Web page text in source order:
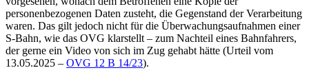
personenbezogenen Daten zusteht, die Gegenstand der Verarbeitung
waren. Das gilt jedoch nicht für die Überwachungsaufnahmen einer
S-Bahn, wie das OVG klarstellt – zum Nachteil eines Bahnfahrers,
der gerne ein Video von sich im Zug gehabt hätte (Urteil vom
13.05.2025 – OVG 12 B 14/23).